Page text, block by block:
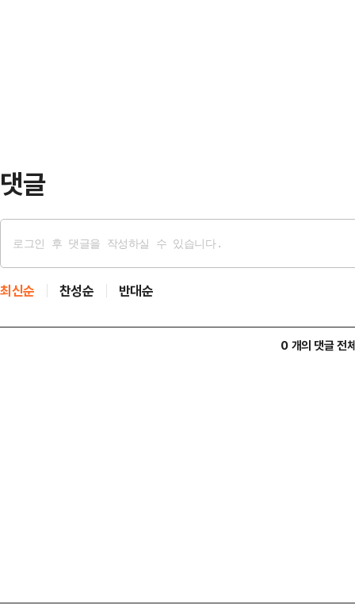
댓글
최신순 찬성순 반대순
0 개의 댓글 전